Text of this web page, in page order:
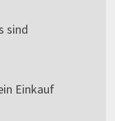
sind
Einkauf